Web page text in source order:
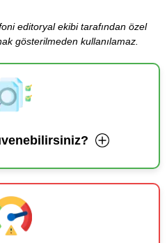
editoryal ekibi tarafından özel
gösterilmeden kullanılamaz.